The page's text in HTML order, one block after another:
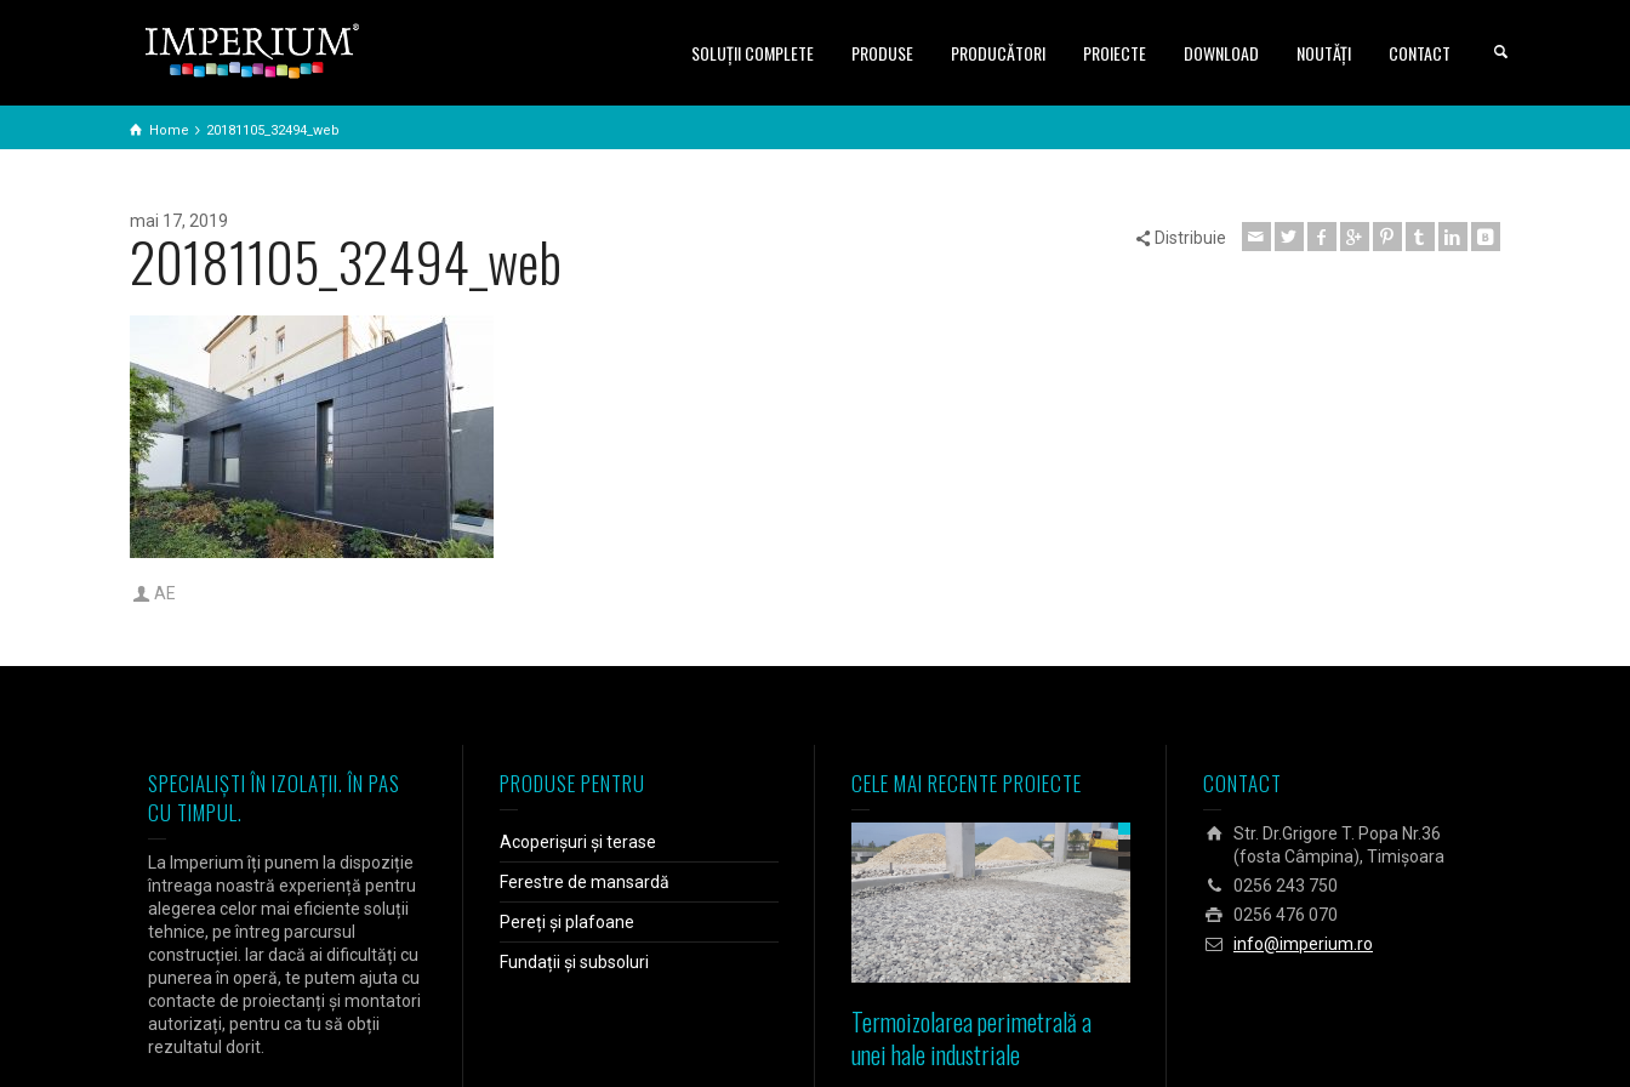
SOLUŢII COMPLETE PRODUSE PRODUCĂTORI PROIECTE DOWNLOAD NOUTĂȚI CONTACT
Home 20181105_32494_web
mai 17, 2019
20181105_32494_web Distribuie
AE
SPECIALIȘTI ÎN IZOLAȚII. ÎN PAS
CU TIMPUL.
La Imperium îți punem la dispoziție
întreaga noastră experiență pentru
alegerea celor mai eficiente soluții
tehnice, pe întreg parcursul
construcției. Iar dacă ai dificultăți cu
punerea în operă, te putem ajuta cu
contacte de proiectanți și montatori
autorizați, pentru ca tu să obții
rezultatul dorit.
PRODUSE PENTRU
Acoperișuri și terase
Ferestre de mansardă
Pereți și plafoane
Fundații și subsoluri
CELE MAI RECENTE PROIECTE
Termoizolarea perimetrală a
unei hale industriale
CONTACT
Str. Dr.Grigore T. Popa Nr.36
(fosta Câmpina), Timișoara
0256 243 750
0256 476 070
info@imperium.ro